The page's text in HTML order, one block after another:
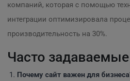
компаний, которая с помощью
интеграции оптимизировала
производительность на 30%.
Часто
Почему сайт важен для